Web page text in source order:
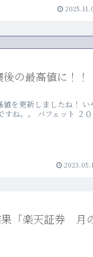
の最高値に！！
を更新しましたね！ い
ね。。 バフェット ２０
果「楽天証券 月